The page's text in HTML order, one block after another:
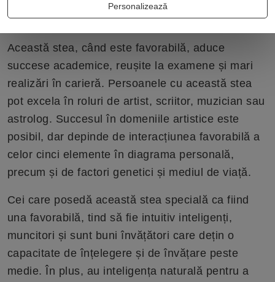
capacitatea de a absorbi rapid informații și de a
performa bine în activitățile lor literare.
Această stea, când este favorabilă, aduce
succese academice, reușite la examene și mari
realizări în carieră. Persoanele cu această stea
pot excela în roluri de artist, scriitor, muzician sau
astrolog. Succesul în domeniile artistice este
posibil, dar depinde de interacțiunea favorabilă a
celor cinci elemente în diagrama personală,
precum și de factori genetici și mediul de viață.
Cei care posedă această stea specială ca fiind
una favorabilă, tind să fie intuitiv inteligenți,
muncitori și sunt buni învățători care dețin o
capacitate de înțelegere și de învățare peste
medie. În plus, au inteligența naturală pentru a
Personalizează